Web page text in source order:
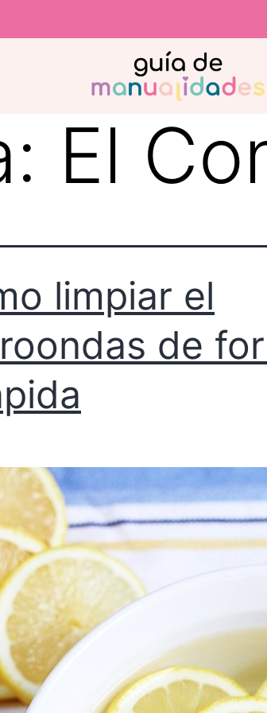
El
limpiar el
de